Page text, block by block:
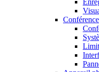
Conférence